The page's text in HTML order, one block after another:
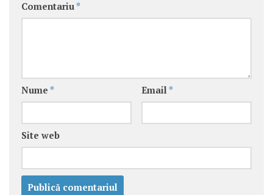
Comentariu *
Nume * Email *
Site web